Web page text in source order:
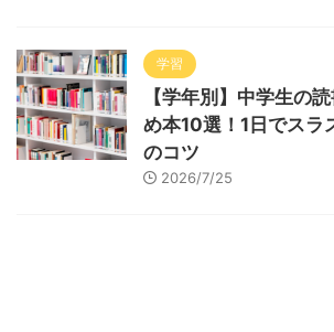
学習
【学年別】中学生の
め本10選！1日でスラ
のコツ
2026/7/25